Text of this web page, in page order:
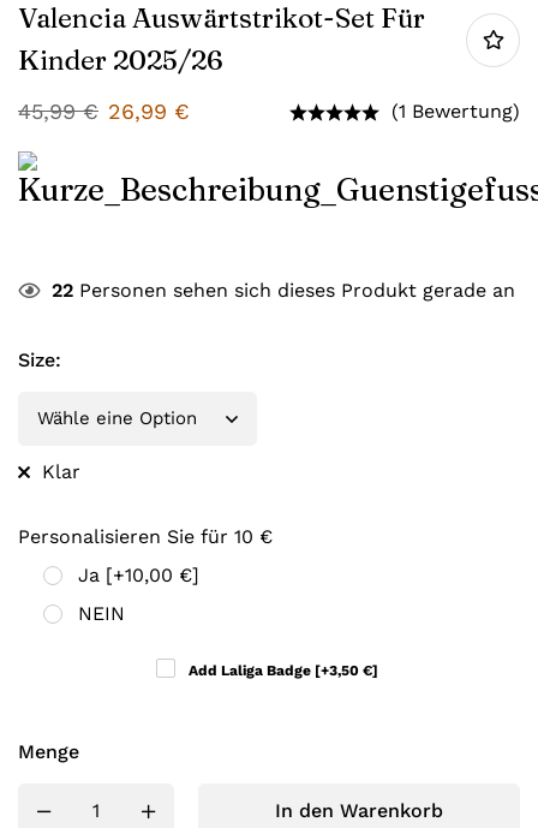
Valencia Auswärtstrikot-Set Für
Kinder 2025/26
45,99€ 26,99 € (1 Bewertung)
22 Personen sehen sich dieses Produkt gerade an
Size:
Klar
Personalisieren Sie für 10 €
Ja [+10,00 €]
NEIN
Add Laliga Badge [+3,50 €]
Menge
In den Warenkorb